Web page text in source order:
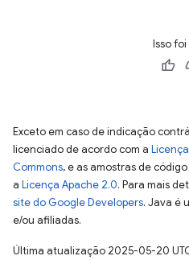
Isso foi
Exceto em caso de indicação
licenciado de acordo com a
Commons, e as amostras de
a Licença Apache 2.0. Para mais
site do Google Developers. Java é
e/ou afiliadas.
Última atualização 2025-05-20